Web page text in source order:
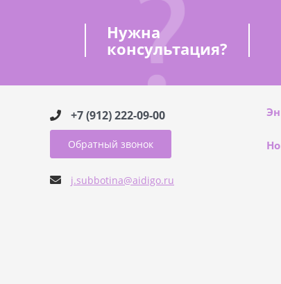
Нужна
консультация?
+7 (912) 222-09-00
Обратный звонок
j.subbotina@aidigo.ru